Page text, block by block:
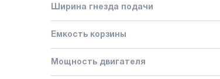
Ширина гнезда подачи
Емкость корзины
Мощность двигателя